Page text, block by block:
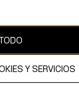
Y SERVICIOS